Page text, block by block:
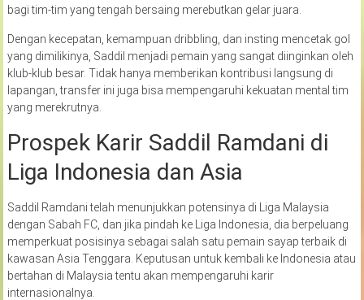
bagi tim-tim yang tengah bersaing merebutkan gelar juara.
Dengan kecepatan, kemampuan dribbling, dan insting mencetak gol
yang dimilikinya, Saddil menjadi pemain yang sangat diinginkan oleh
klub-klub besar. Tidak hanya memberikan kontribusi langsung di
lapangan, transfer ini juga bisa mempengaruhi kekuatan mental tim
yang merekrutnya.
Prospek Karir Saddil Ramdani di
Liga Indonesia dan Asia
Saddil Ramdani telah menunjukkan potensinya di Liga Malaysia
dengan Sabah FC, dan jika pindah ke Liga Indonesia, dia berpeluang
memperkuat posisinya sebagai salah satu pemain sayap terbaik di
kawasan Asia Tenggara. Keputusan untuk kembali ke Indonesia atau
bertahan di Malaysia tentu akan mempengaruhi karir
internasionalnya.